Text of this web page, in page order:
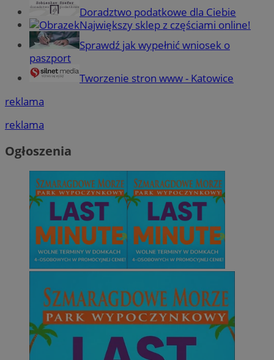
Doradztwo podatkowe dla Ciebie
Największy sklep z częściami online!
Sprawdź jak wypełnić wniosek o
paszport
Tworzenie stron www - Katowice
reklama
reklama
Ogłoszenia